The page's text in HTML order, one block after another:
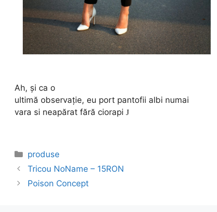
Ah, și ca o
ultimă observație, eu port pantofii albi numai
vara si neapărat fără ciorapi J
Categories
produse
Tricou NoName – 15RON
Poison Concept